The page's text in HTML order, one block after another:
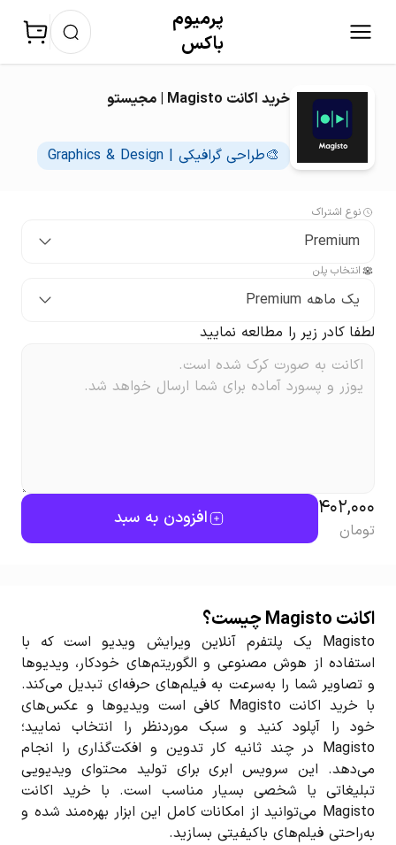
پرمیوم‌
باکس
خرید اکانت Magisto | مجیستو
🎨طراحی گرافیکی | Graphics & Design
نوع اشتراک
Premium
انتخاب پلن
یک ماهه Premium
لطفا کادر زیر را مطالعه نمایید
402,000
تومان
افزودن به سبد
اکانت Magisto چیست؟
Magisto یک پلتفرم آنلاین ویرایش ویدیو است که با
استفاده از هوش مصنوعی و الگوریتم‌های خودکار، ویدیوها
و تصاویر شما را به‌سرعت به فیلم‌های حرفه‌ای تبدیل می‌کند.
با خرید اکانت Magisto کافی است ویدیوها و عکس‌های
خود را آپلود کنید و سبک موردنظر را انتخاب نمایید؛
Magisto در چند ثانیه کار تدوین و افکت‌گذاری را انجام
می‌دهد. این سرویس ابری برای تولید محتوای ویدیویی
تبلیغاتی یا شخصی بسیار مناسب است. با خرید اکانت
Magisto می‌توانید از امکانات کامل این ابزار بهره‌مند شده و
به‌راحتی فیلم‌های باکیفیتی بسازید.